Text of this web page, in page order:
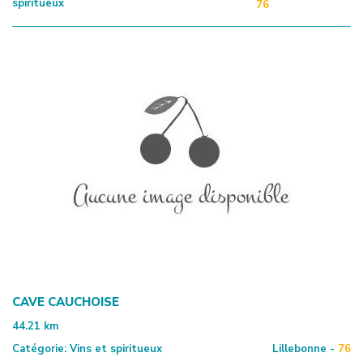
spiritueux
76
CAVE CAUCHOISE
44.21 km
Catégorie: Vins et spiritueux Lillebonne - 76